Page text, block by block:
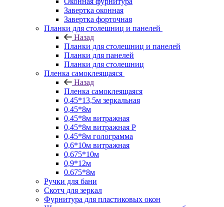
Завертка оконная
Завертка форточная
Планки для столешниц и панелей
Назад
Планки для столешниц и панелей
Планки для панелей
Планки для столешниц
Пленка самоклеящаяся
Назад
Пленка самоклеящаяся
0,45*13,5м зеркальная
0,45*8м
0,45*8м витражная
0,45*8м витражная Р
0,45*8м голограмма
0,6*10м витражная
0,675*10м
0,9*12м
0.675*8м
Ручки для бани
Скотч для зеркал
Фурнитура для пластиковых окон